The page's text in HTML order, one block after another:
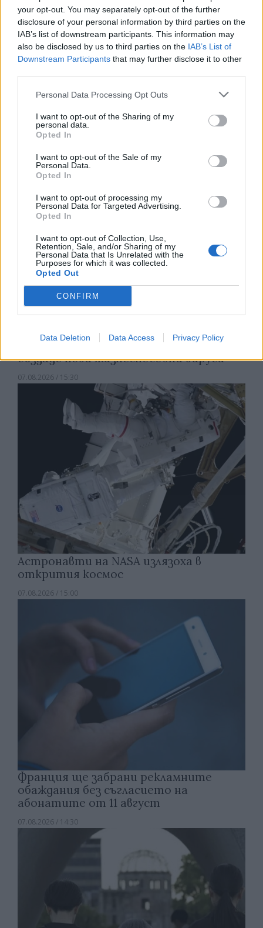
your opt-out. You may separately opt-out of the further
disclosure of your personal information by third parties on the
IAB’s list of downstream participants. This information may
also be disclosed by us to third parties on the IAB’s List of
Downstream Participants that may further disclose it to other
Personal Data Processing Opt Outs
I want to opt-out of the Sharing of my
personal data.
Opted In
I want to opt-out of the Sale of my
Personal Data.
Opted In
I want to opt-out of processing my
Personal Data for Targeted Advertising.
Opted In
I want to opt-out of Collection, Use,
Retention, Sale, and/or Sharing of my
Personal Data that Is Unrelated with the
Purposes for which it was collected.
Opted Out
CONFIRM
Data Deletion Data Access Privacy Policy
Древен храм на почти 900 години
откриха под кафене за сладолед в
Полша
07.08.2026 / 16:00
Изкуствен интелект за първи път
създаде нови жизнеспособни вируси
07.08.2026 / 15:30
Астронавти на NASA излязоха в
открития космос
07.08.2026 / 15:00
Франция ще забрани рекламните
обаждания без съгласието на
абонатите от 11 август
07.08.2026 / 14:30